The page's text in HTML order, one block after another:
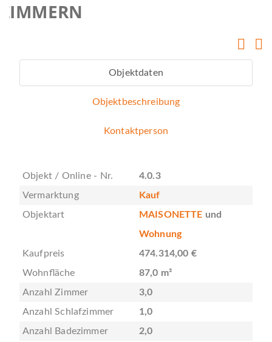
ZIMMERN
Objektdaten
Objektbeschreibung
Kontaktperson
Objekt / Online - Nr.
4.0.3
Vermarktung
Kauf
Objektart
MAISONETTE und
Wohnung
Kaufpreis
474.314,00 €
Wohnfläche
87,0 m²
Anzahl Zimmer
3,0
Anzahl Schlafzimmer
1,0
Anzahl Badezimmer
2,0